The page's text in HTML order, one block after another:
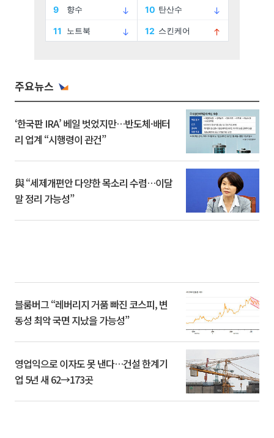
주요뉴스
‘한국판 IRA’ 베일 벗었지만…반도체·배터
리 업계 “시행령이 관건”
與 “세제개편안 다양한 목소리 수렴…이달
말 정리 가능성”
블룸버그 “레버리지 거품 빠진 코스피, 변
동성 최악 국면 지났을 가능성”
영업익으로 이자도 못 낸다…건설 한계기
업 5년 새 62→173곳